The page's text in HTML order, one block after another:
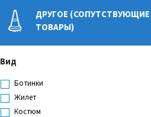
ДРУГОЕ (СОПУТСТВУЮЩИЕ
ТОВАРЫ)
Вид
Ботинки
Жилет
Костюм